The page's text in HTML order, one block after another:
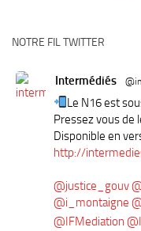
NOTRE FIL TWITTER
Intermédiés
Le N16 est
Pressez vous de
Disponible en
http://
@justice_gouv
@i_montaigne
@IFMediation